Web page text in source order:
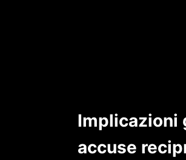
Implicazioni
accuse